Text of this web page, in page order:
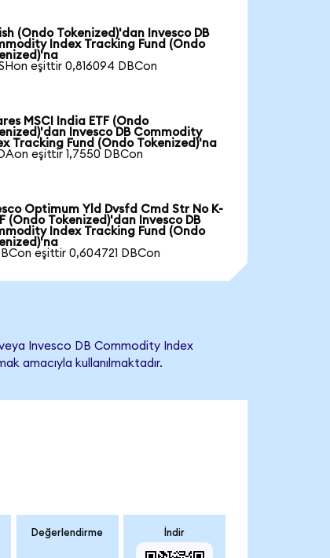
(Ondo Tokenized)'dan Invesco DB
Index Tracking Fund (Ondo
eşittir 0,816094 DBCon
MSCI India ETF (Ondo
Invesco DB Commodity
Tracking Fund (Ondo Tokenized)'na
eşittir 1,7550 DBCon
Optimum Yld Dvsfd Cmd Str No K-
(Ondo Tokenized)'dan Invesco DB
Index Tracking Fund (Ondo
eşittir 0,604721 DBCon
Invesco DB Commodity Index
amacıyla kullanılmaktadır.
Değerlendirme İndir